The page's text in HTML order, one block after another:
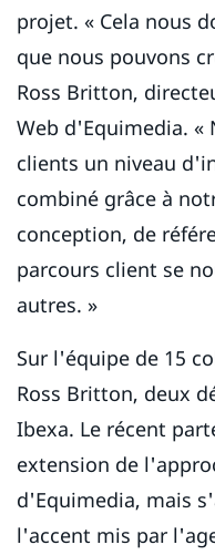
projet. « Cela nous
que nous pouvons
Ross Britton,
Web d'Equimedia.
clients un niveau
combiné grâce à
conception, de
parcours client se
autres. »
Sur l'équipe de 15
Ross Britton, deux
Ibexa. Le récent
extension de
d'Equimedia, mais
l'accent mis par